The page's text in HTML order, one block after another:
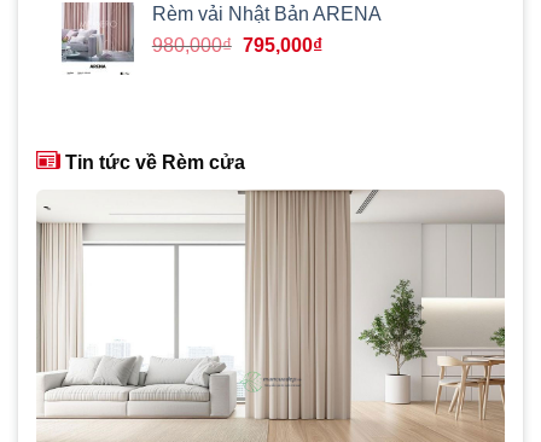
980,000₫.là:
870,000₫.
Rèm vải Nhật Bản ARENA
980,000₫ Giá
795,000₫Giá
Tin tức về Rèm cửa